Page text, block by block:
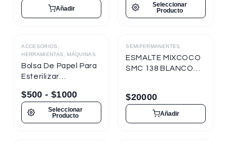
Añadir
Seleccionar
Producto
ACCESORIOS,
HERRAMIENTAS, MÁQUINAS
Bolsa De Papel Para
Esterilizar
$500 - $1000
Seleccionar
Producto
Destacado
SEMIPERMANENTES
ESMALTE MIXCOCO
SMC 138 BLANCO
$20000
Añadir